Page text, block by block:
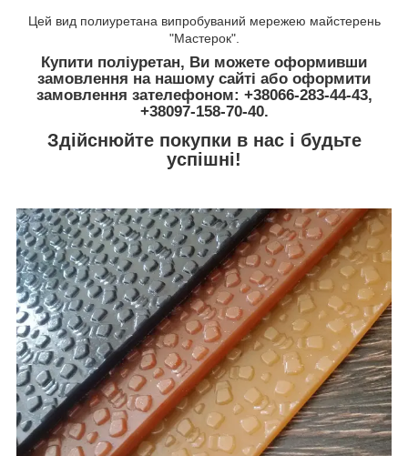
Цей вид полиуретана випробуваний мережею майстерень
"Мастерок".
Купити поліуретан, Ви можете оформивши
замовлення на нашому сайті або оформити
замовлення зателефоном: +38066-283-44-43,
+38097-158-70-40.
Здійснюйте покупки в нас і будьте
успішні!